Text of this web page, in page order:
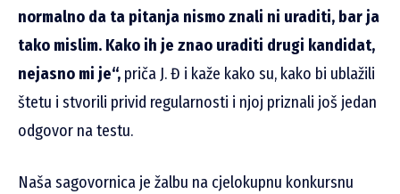
normalno da ta pitanja nismo znali ni uraditi, bar ja
tako mislim. Kako ih je znao uraditi drugi kandidat,
nejasno mi je“, priča J. Đ i kaže kako su, kako bi ublažili
štetu i stvorili privid regularnosti i njoj priznali još jedan
odgovor na testu.
Naša sagovornica je žalbu na cjelokupnu konkursnu